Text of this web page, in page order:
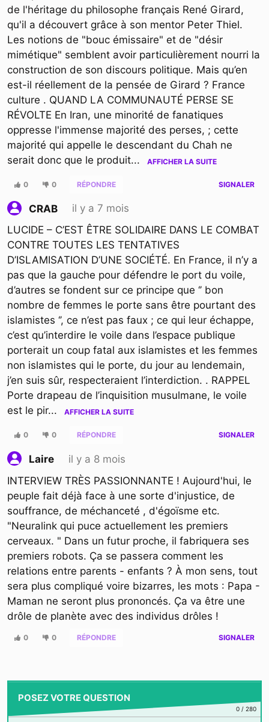
de l'héritage du philosophe français René Girard,
qu'il a découvert grâce à son mentor Peter Thiel.
Les notions de "bouc émissaire" et de "désir
mimétique" semblent avoir particulièrement nourri la
construction de son discours politique. Mais qu’en
est-il réellement de la pensée de Girard ? France
culture . QUAND LA COMMUNAUTÉ PERSE SE
RÉVOLTE En Iran, une minorité de fanatiques
oppresse l'immense majorité des perses, ; cette
majorité qui appelle le descendant du Chah ne
serait donc que le produit... AFFICHER LA SUITE
0 0 RÉPONDRE SIGNALER
CRAB
il y a 7 mois
LUCIDE – C’EST ÊTRE SOLIDAIRE DANS LE COMBAT
CONTRE TOUTES LES TENTATIVES
D’ISLAMISATION D’UNE SOCIÉTÉ. En France, il n’y a
pas que la gauche pour défendre le port du voile,
d’autres se fondent sur ce principe que ‘’ bon
nombre de femmes le porte sans être pourtant des
islamistes ‘’, ce n’est pas faux ; ce qui leur échappe,
c’est qu’interdire le voile dans l’espace publique
porterait un coup fatal aux islamistes et les femmes
non islamistes qui le porte, du jour au lendemain,
j’en suis sûr, respecteraient l’interdiction. . RAPPEL
Porte drapeau de l’inquisition musulmane, le voile
est le pir... AFFICHER LA SUITE
0 0 RÉPONDRE SIGNALER
Laire
il y a 8 mois
INTERVIEW TRÈS PASSIONNANTE ! Aujourd'hui, le
peuple fait déjà face à une sorte d'injustice, de
souffrance, de méchanceté , d'égoïsme etc.
"Neuralink qui puce actuellement les premiers
cerveaux. " Dans un futur proche, il fabriquera ses
premiers robots. Ça se passera comment les
relations entre parents - enfants ? À mon sens, tout
sera plus compliqué voire bizarres, les mots : Papa -
Maman ne seront plus prononcés. Ça va être une
drôle de planète avec des individus drôles !
0 0 RÉPONDRE SIGNALER
POSEZ VOTRE QUESTION
0/ 280